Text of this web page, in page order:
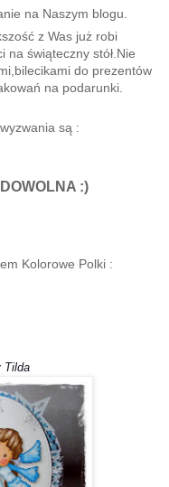
na Naszym blogu.
z Was już robi
na świąteczny stół.Nie
do prezentów
na podarunki.
są :
:)
Kolorowe Polki :
Tilda